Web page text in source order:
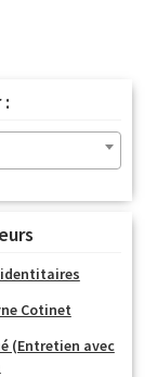
identitaires
Cotinet
(Entretien avec